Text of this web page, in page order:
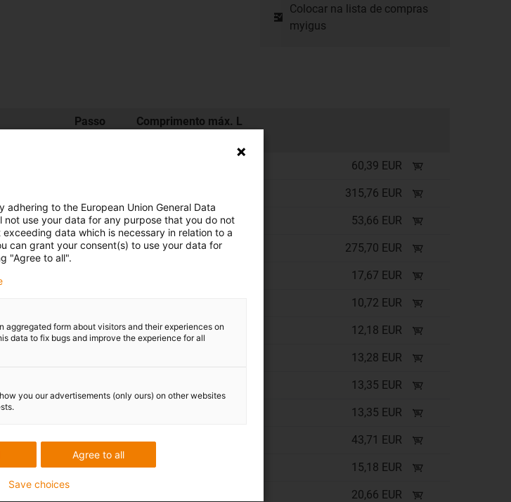
Colocar na lista de compras
myigus
Passo
Comprimento máx. L
60,39 EUR
315,76 EUR
3000 53,66 EUR
3000 275,70 EUR
17,67 EUR
10,72 EUR
3 3000 12,18 EUR
13,28 EUR
13,35 EUR
13,35 EUR
2 3000 43,71 EUR
4 3000 15,18 EUR
20,66 EUR
to the European Union General Data
not use your data for any purpose that you do not
data which is necessary in relation to a
can grant your consent(s) to use your data for
"Agree to all".
aggregated form about visitors and their experiences on
data to fix bugs and improve the experience for all
you our advertisements (only ours) on other websites
Agree to all
Save choices